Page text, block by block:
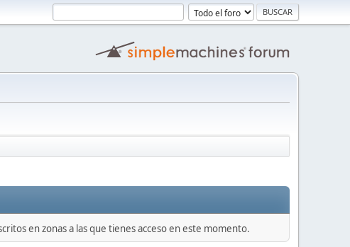
en zonas a las que tienes acceso en este momento.